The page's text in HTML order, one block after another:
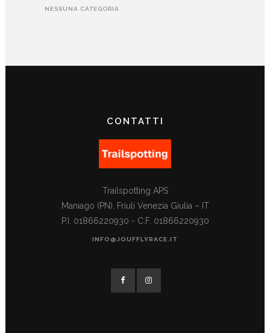
NESSUNA CATEGORIA
CONTATTI
Trailspotting APS
Maniago (PN), Friuli Venezia Giulia – IT
P.I. 01866220930 - C.F. 01866220930
INFO@JOUFFLYRACE.IT